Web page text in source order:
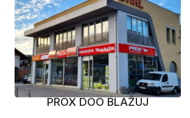
PROX DOO BLAŽUJ